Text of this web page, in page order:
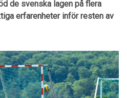
de svenska lagen på flera
erfarenheter inför resten av